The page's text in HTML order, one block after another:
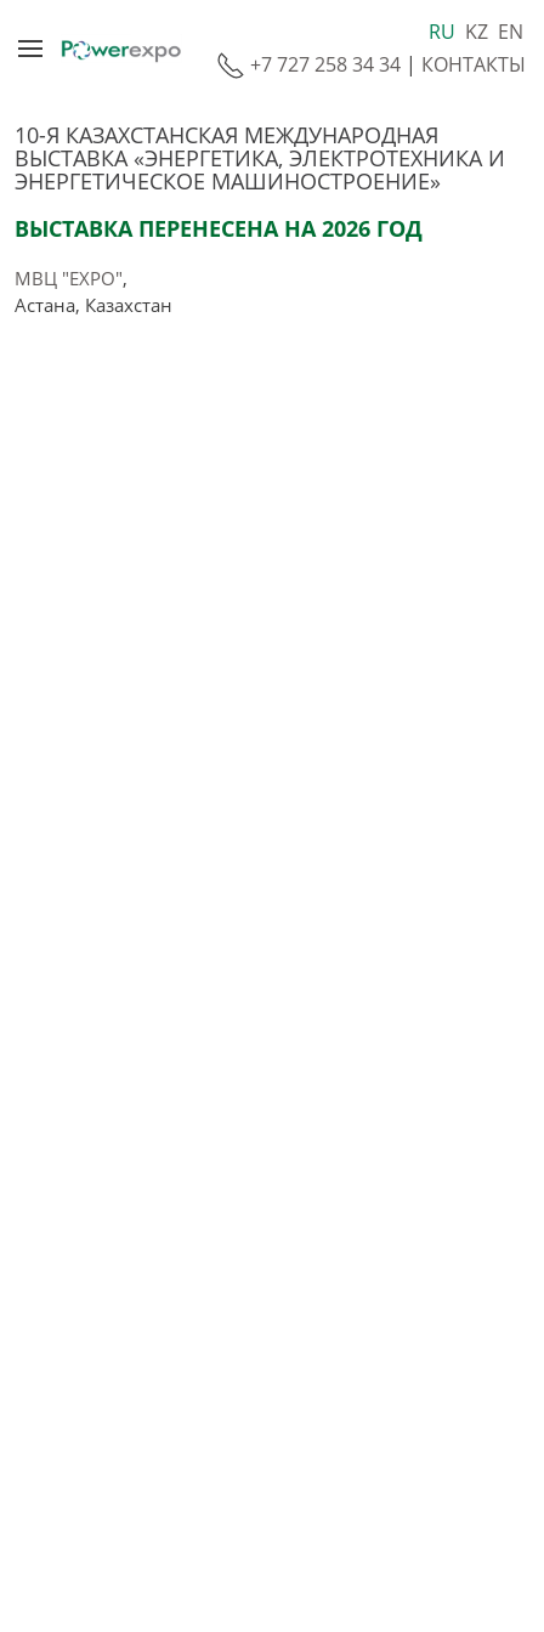
RU KZ EN
+7 727 258 34 34 | КОНТАКТЫ
10-Я КАЗАХСТАНСКАЯ МЕЖДУНАРОДНАЯ
ВЫСТАВКА «ЭНЕРГЕТИКА, ЭЛЕКТРОТЕХНИКА И
ЭНЕРГЕТИЧЕСКОЕ МАШИНОСТРОЕНИЕ»
ВЫСТАВКА ПЕРЕНЕСЕНА НА 2026 ГОД
МВЦ "EXPO",
Астана, Казахстан